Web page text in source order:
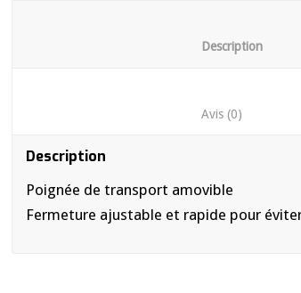
Description
Poignée de transport amovible
Fermeture ajustable et rapide pour